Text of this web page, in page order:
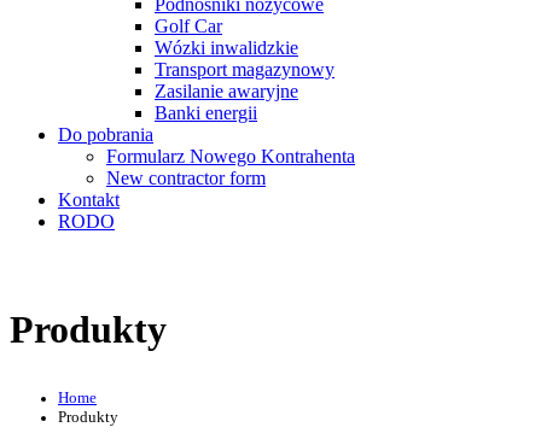
Golf Car
Wózki inwalidzkie
Transport magazynowy
Zasilanie awaryjne
Banki energii
Do pobrania
Formularz Nowego Kontrahenta
New contractor form
Kontakt
RODO
Produkty
Home
Produkty